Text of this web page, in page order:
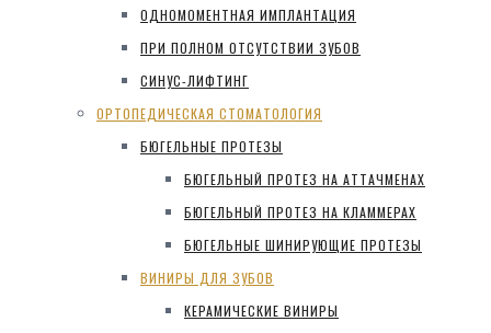
ОДНОМОМЕНТНАЯ ИМПЛАНТАЦИЯ
ПРИ ПОЛНОМ ОТСУТСТВИИ ЗУБОВ
СИНУС-ЛИФТИНГ
ОРТОПЕДИЧЕСКАЯ СТОМАТОЛОГИЯ
БЮГЕЛЬНЫЕ ПРОТЕЗЫ
БЮГЕЛЬНЫЙ ПРОТЕЗ НА АТТАЧМЕНАХ
БЮГЕЛЬНЫЙ ПРОТЕЗ НА КЛАММЕРАХ
БЮГЕЛЬНЫЕ ШИНИРУЮЩИЕ ПРОТЕЗЫ
ВИНИРЫ ДЛЯ ЗУБОВ
КЕРАМИЧЕСКИЕ ВИНИРЫ